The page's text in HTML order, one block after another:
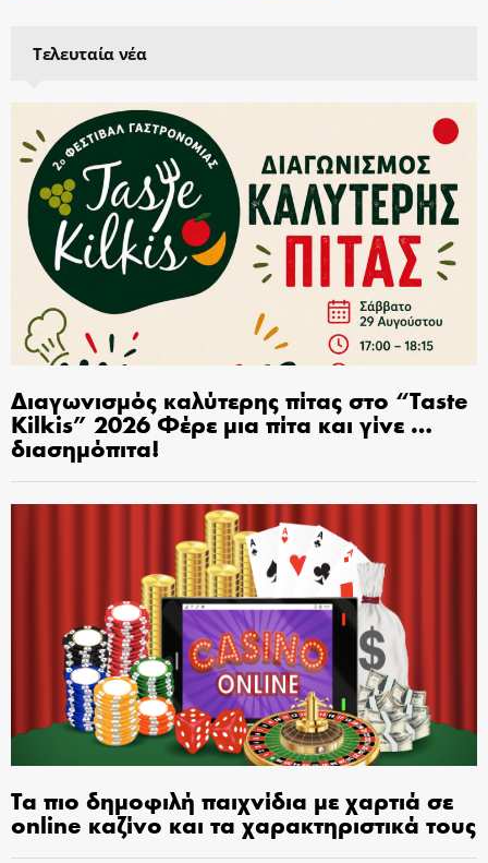
Τελευταία νέα
Διαγωνισμός καλύτερης πίτας στο “Taste
Kilkis” 2026 Φέρε μια πίτα και γίνε …
διασημόπιτα!
Τα πιο δημοφιλή παιχνίδια με χαρτιά σε
online καζίνο και τα χαρακτηριστικά τους